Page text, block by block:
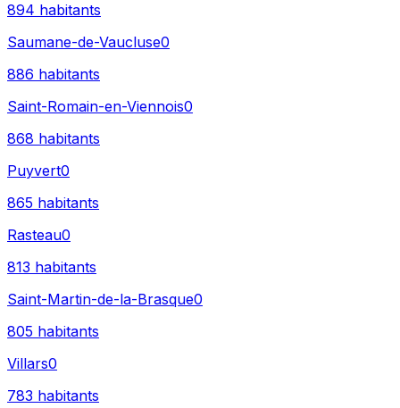
894 habitants
Saumane-de-Vaucluse0
886 habitants
Saint-Romain-en-Viennois0
868 habitants
Puyvert0
865 habitants
Rasteau0
813 habitants
Saint-Martin-de-la-Brasque0
805 habitants
Villars0
783 habitants